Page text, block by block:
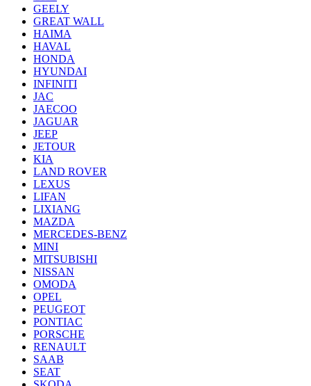
GEELY
GREAT WALL
HAIMA
HAVAL
HONDA
HYUNDAI
INFINITI
JAC
JAECOO
JAGUAR
JEEP
JETOUR
KIA
LAND ROVER
LEXUS
LIFAN
LIXIANG
MAZDA
MERCEDES-BENZ
MINI
MITSUBISHI
NISSAN
OMODA
OPEL
PEUGEOT
PONTIAC
PORSCHE
RENAULT
SAAB
SEAT